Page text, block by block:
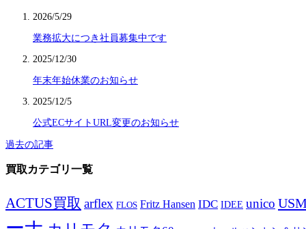
2026/5/29
業務拡大につき社員募集中です
2025/12/30
年末年始休業のお知らせ
2025/12/5
公式ECサイトURL変更のお知らせ
過去の記事
買取カテゴリ一覧
ACTUS買取 arflex FLOS Fritz Hansen IDC IDEE unico